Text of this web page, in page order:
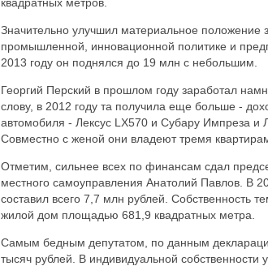
Значительно улучшил материальное положение
промышленной, инновационной политике и
2013 году он поднялся до 19 млн с небольшим.
Георгий Перский в прошлом году заработал
слову, в 2012 году та получила еще больше -
автомобиля - Лексус LX570 и Субару Импреза и
Совместно с женой они владеют тремя
Отметим, сильнее всех по финансам сдал
местного самоуправления Анатолий Павлов. В
составил всего 7,7 млн рублей. Собственность
жилой дом площадью 681,9 квадратных метра.
Самым бедным депутатом, по данным
тысяч рублей. В индивидуальной